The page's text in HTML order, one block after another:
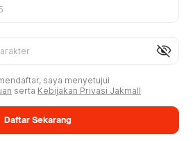
visibility_off
saya menyetujui
serta Kebijakan Privasi Jakmall
Daftar Sekarang